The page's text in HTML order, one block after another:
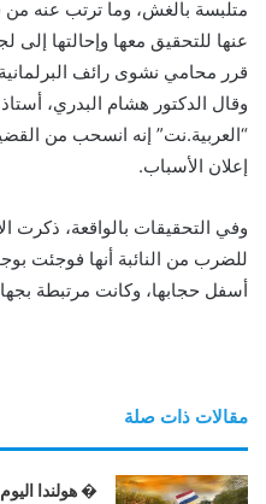
ي
ا
متلبسة بالغش، وما ترتب عنه من
عنها للتحقيق معها وإحالتها إلى
قرر محامي نشوى رائف
وقال الدكتور هشام البدري، أستاذ
“العربية.نت” إنه انسحب من
إعلان الأسباب.
وفي التحقيقات بالواقعة، ذكرت
للضرب من النائبة أنها فوجئت
أسفل حجابها، وكانت مرتبطة
مقالات ذات صلة
� هولندا